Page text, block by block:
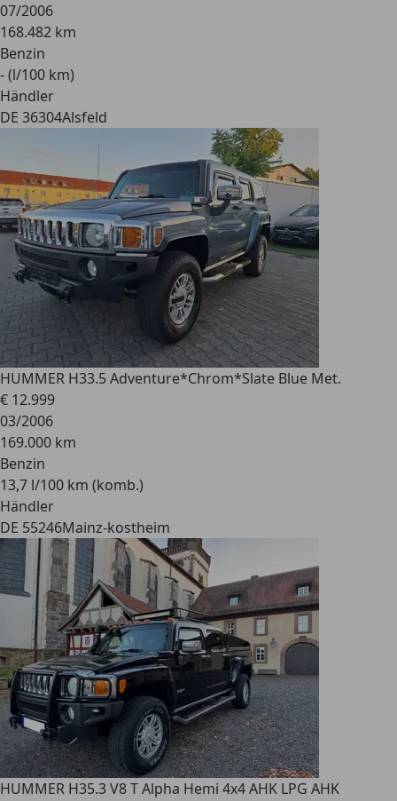
07/2006
168.482 km
Benzin
- (l/100 km)
Händler
DE 36304Alsfeld
HUMMER H33.5 Adventure*Chrom*Slate Blue Met.
€ 12.999
03/2006
169.000 km
Benzin
13,7 l/100 km (komb.)
Händler
DE 55246Mainz-kostheim
HUMMER H35.3 V8 T Alpha Hemi 4x4 AHK LPG AHK